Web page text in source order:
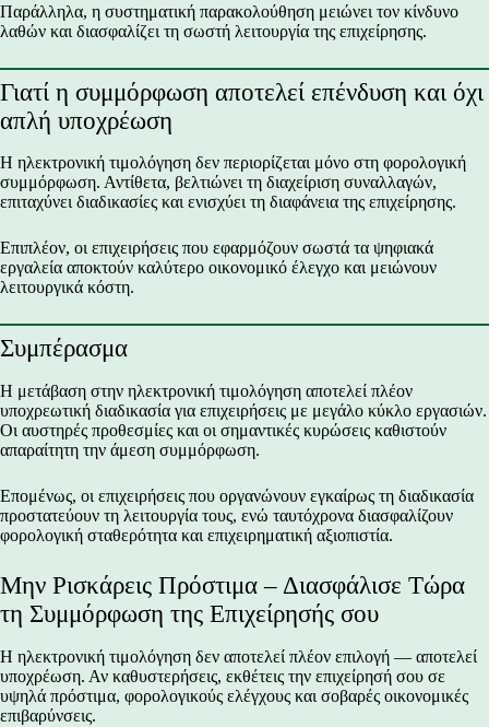
Παράλληλα, η συστηματική παρακολούθηση μειώνει τον κίνδυνο
λαθών και διασφαλίζει τη σωστή λειτουργία της επιχείρησης.
Γιατί η συμμόρφωση αποτελεί επένδυση και όχι
απλή υποχρέωση
Η ηλεκτρονική τιμολόγηση δεν περιορίζεται μόνο στη φορολογική
συμμόρφωση. Αντίθετα, βελτιώνει τη διαχείριση συναλλαγών,
επιταχύνει διαδικασίες και ενισχύει τη διαφάνεια της επιχείρησης.
Επιπλέον, οι επιχειρήσεις που εφαρμόζουν σωστά τα ψηφιακά
εργαλεία αποκτούν καλύτερο οικονομικό έλεγχο και μειώνουν
λειτουργικά κόστη.
Συμπέρασμα
Η μετάβαση στην ηλεκτρονική τιμολόγηση αποτελεί πλέον
υποχρεωτική διαδικασία για επιχειρήσεις με μεγάλο κύκλο εργασιών.
Οι αυστηρές προθεσμίες και οι σημαντικές κυρώσεις καθιστούν
απαραίτητη την άμεση συμμόρφωση.
Επομένως, οι επιχειρήσεις που οργανώνουν εγκαίρως τη διαδικασία
προστατεύουν τη λειτουργία τους, ενώ ταυτόχρονα διασφαλίζουν
φορολογική σταθερότητα και επιχειρηματική αξιοπιστία.
Μην Ρισκάρεις Πρόστιμα – Διασφάλισε Τώρα
τη Συμμόρφωση της Επιχείρησής σου
Η ηλεκτρονική τιμολόγηση δεν αποτελεί πλέον επιλογή — αποτελεί
υποχρέωση. Αν καθυστερήσεις, εκθέτεις την επιχείρησή σου σε
υψηλά πρόστιμα, φορολογικούς ελέγχους και σοβαρές οικονομικές
επιβαρύνσεις.